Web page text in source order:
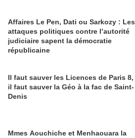
Affaires Le Pen, Dati ou Sarkozy : Les
attaques politiques contre l’autorité
judiciaire sapent la démocratie
républicaine
Il faut sauver les Licences de Paris 8,
il faut sauver la Géo à la fac de Saint-
Denis
Mmes Aouchiche et Menhaouara la